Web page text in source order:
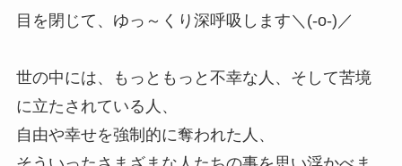
目を閉じて、ゆっ～くり深呼吸します＼(-o-)／
世の中には、もっともっと不幸な人、そして苦境
に立たされている人、
自由や幸せを強制的に奪われた人、